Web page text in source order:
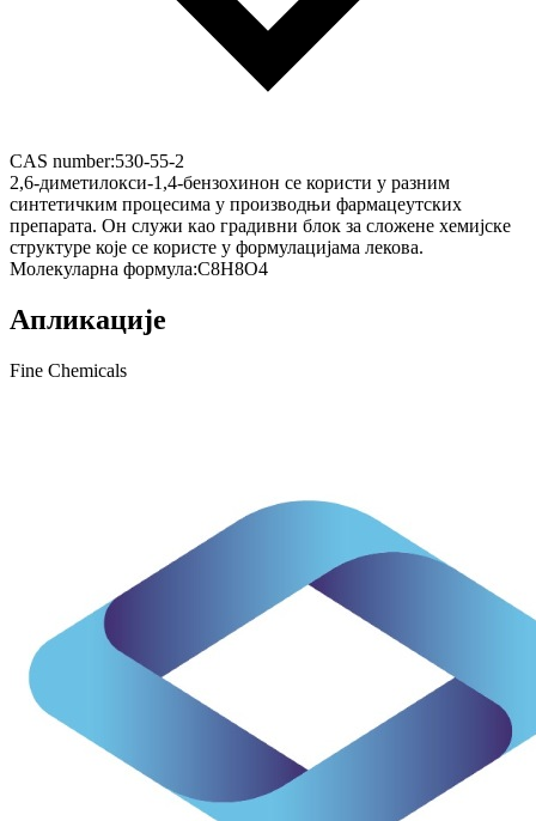
CAS number:530-55-2
2,6-диметилокси-1,4-бензохинон се користи у разним
синтетичким процесима у производњи фармацеутских
препарата. Он служи као градивни блок за сложене хемијске
структуре које се користе у формулацијама лекова.
Молекуларна формула:C8H8O4
Апликације
Fine Chemicals